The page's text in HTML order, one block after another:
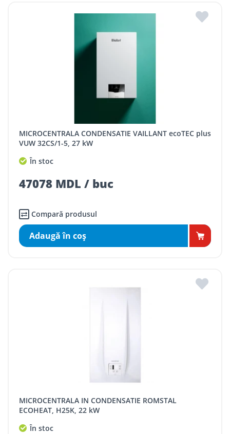
MICROCENTRALA CONDENSATIE VAILLANT ecoTEC plus
VUW 32CS/1-5, 27 kW
În stoc
47078 MDL / buc
Compară produsul
Adaugă în coş
MICROCENTRALA IN CONDENSATIE ROMSTAL
ECOHEAT, H25K, 22 kW
În stoc